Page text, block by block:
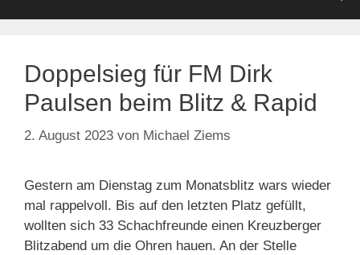
Doppelsieg für FM Dirk
Paulsen beim Blitz & Rapid
2. August 2023 von Michael Ziems
Gestern am Dienstag zum Monatsblitz wars wieder
mal rappelvoll. Bis auf den letzten Platz gefüllt,
wollten sich 33 Schachfreunde einen Kreuzberger
Blitzabend um die Ohren hauen. An der Stelle